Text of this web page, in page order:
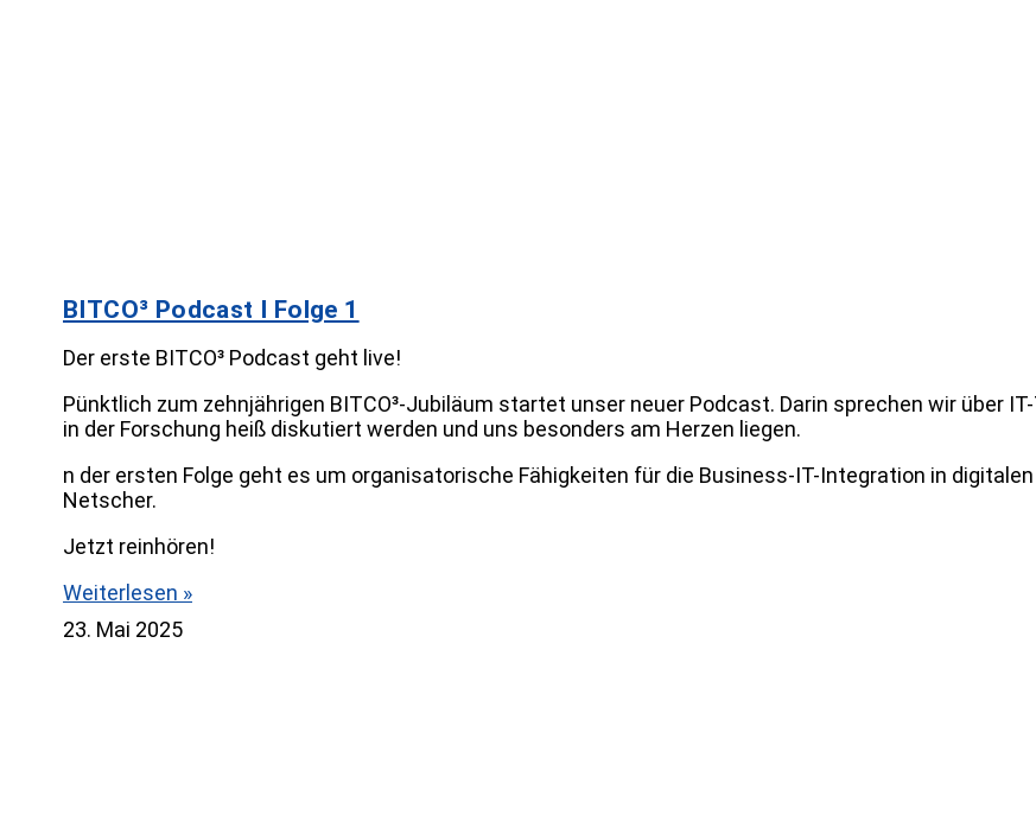
BITCO³ Podcast I Folge 1
Der erste BITCO³ Podcast geht live!
Pünktlich zum zehnjährigen BITCO³-Jubiläum startet unser neuer Podcast. Darin sprechen wir über
in der Forschung heiß diskutiert werden und uns besonders am Herzen liegen.
n der ersten Folge geht es um organisatorische Fähigkeiten für die Business-IT-Integration in
Netscher.
Jetzt reinhören!
Weiterlesen »
23. Mai 2025